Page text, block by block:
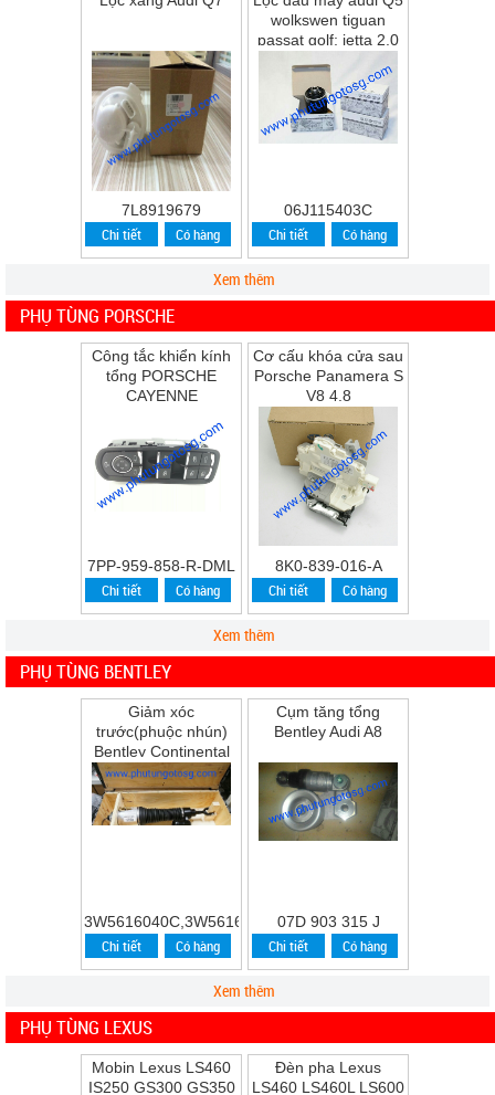
7L8919679
Chi tiết Có hàng
wolkswen tiguan
passat golf; jetta 2.0
06J115403C
Chi tiết Có hàng
Xem thêm
PHỤ TÙNG PORSCHE
Công tắc khiển kính
tổng PORSCHE
CAYENNE
7PP-959-858-R-DML
Chi tiết Có hàng
Cơ cấu khóa cửa sau
Porsche Panamera S
V8 4.8
8K0-839-016-A
Chi tiết Có hàng
Xem thêm
PHỤ TÙNG BENTLEY
Giảm xóc
trước(phuộc nhún)
Bentley Continental
Flying Spur Speed
năm 2009
3W5616040C,3W5616039C
Chi tiết Có hàng
Cụm tăng tổng
Bentley Audi A8
07D 903 315 J
Chi tiết Có hàng
Xem thêm
PHỤ TÙNG LEXUS
Mobin Lexus LS460
IS250 GS300 GS350
Đèn pha Lexus
LS460 LS460L LS600